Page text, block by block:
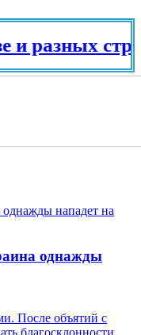
странах
однажды